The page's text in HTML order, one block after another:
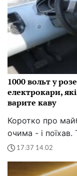
1000 вольт у
електрокари,
варите каву
Коротко про
очима - і
17:37 14.02